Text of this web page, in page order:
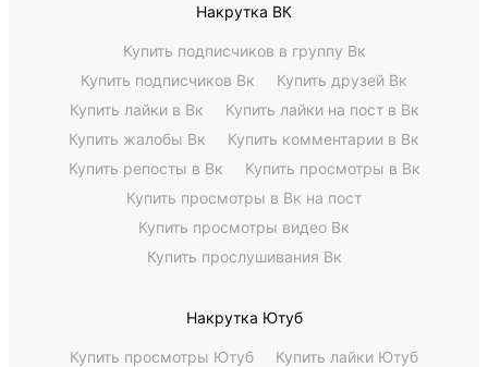
Накрутка ВК
Купить подписчиков в группу Вк
Купить подписчиков Вк
Купить друзей Вк
Купить лайки в Вк
Купить лайки на пост в Вк
Купить жалобы Вк
Купить комментарии в Вк
Купить репосты в Вк
Купить просмотры в Вк
Купить просмотры в Вк на пост
Купить просмотры видео Вк
Купить прослушивания Вк
Накрутка Ютуб
Купить просмотры Ютуб
Купить лайки Ютуб